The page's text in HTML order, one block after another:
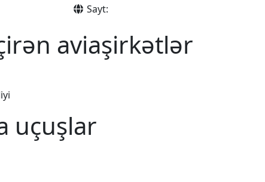
Sayt:
aviaşirkətlər
uçuşlar